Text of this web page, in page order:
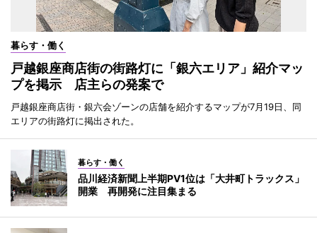
暮らす・働く
戸越銀座商店街の街路灯に「銀六エリア」紹介マッ
プを掲示 店主らの発案で
戸越銀座商店街・銀六会ゾーンの店舗を紹介するマップが7月19日、同
エリアの街路灯に掲出された。
暮らす・働く
品川経済新聞上半期PV1位は「大井町トラックス」
開業 再開発に注目集まる